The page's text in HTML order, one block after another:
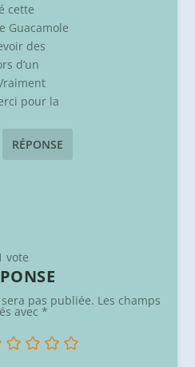
cette
Guacamole
des
d’un
pour la
RÉPONSE
vote
pas publiée. Les champs
avec *